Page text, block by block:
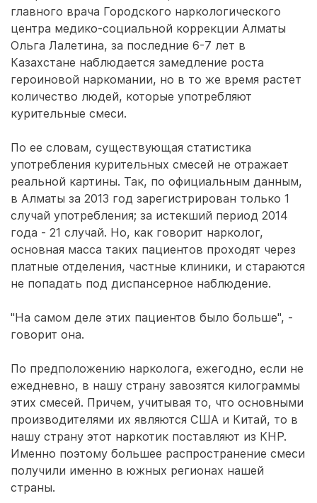
главного врача Городского наркологического
центра медико-социальной коррекции Алматы
Ольга Лалетина, за последние 6-7 лет в
Казахстане наблюдается замедление роста
героиновой наркомании, но в то же время растет
количество людей, которые употребляют
курительные смеси.
По ее словам, существующая статистика
употребления курительных смесей не отражает
реальной картины. Так, по официальным данным,
в Алматы за 2013 год зарегистрирован только 1
случай употребления; за истекший период 2014
года - 21 случай. Но, как говорит нарколог,
основная масса таких пациентов проходят через
платные отделения, частные клиники, и стараются
не попадать под диспансерное наблюдение.
"На самом деле этих пациентов было больше", -
говорит она.
По предположению нарколога, ежегодно, если не
ежедневно, в нашу страну завозятся килограммы
этих смесей. Причем, учитывая то, что основными
производителями их являются США и Китай, то в
нашу страну этот наркотик поставляют из КНР.
Именно поэтому большее распространение смеси
получили именно в южных регионах нашей
страны.